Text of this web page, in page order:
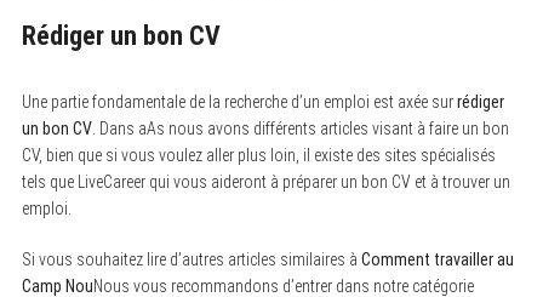
Rédiger un bon CV
Une partie fondamentale de la recherche d’un emploi est axée surrédiger
un bon CV. Dans aAs nous avons différents articles visant à faire un bon
CV, bien que si vous voulez aller plus loin, il existe des sites spécialisés
tels que LiveCareer qui vous aideront à préparer un bon CV et à trouver un
emploi.
Si vous souhaitez lire d’autres articles similaires à Comment travailler au
Camp NouNous vous recommandons d’entrer dans notre catégorie